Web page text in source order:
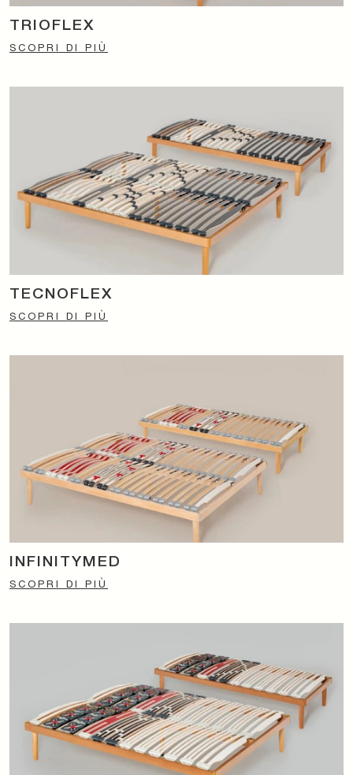
TRIOFLEX
SCOPRI DI PIÙ
TECNOFLEX
SCOPRI DI PIÙ
INFINITYMED
SCOPRI DI PIÙ